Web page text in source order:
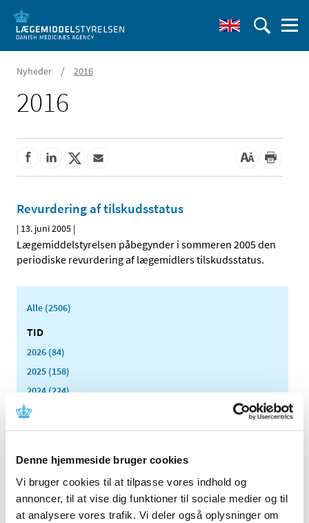
Denne hjemmeside bruger cookies
Vi bruger cookies til at tilpasse vores indhold og
annoncer, til at vise dig funktioner til sociale medier og til
at analysere vores trafik. Vi deler også oplysninger om
Nyheder / 2016
2016
Revurdering af tilskudsstatus
| 13. juni 2005 |
Lægemiddelstyrelsen påbegynder i sommeren 2005 den
periodiske revurdering af lægemidlers tilskudsstatus.
Alle (2506)
TID
2026 (84)
2025 (158)
2024 (224)
2023 (195)
2022 (197)
2020 (263)
2019 (159)
2018 (150)